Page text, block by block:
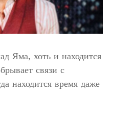
Яма, хоть и находится
связи с
находится время даже